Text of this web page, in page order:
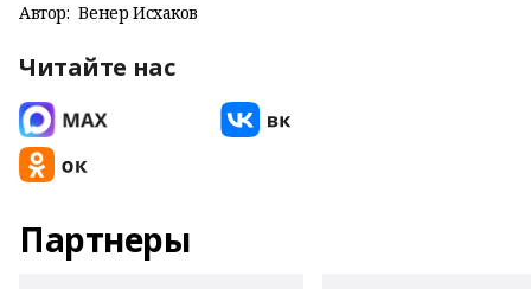
Автор: Венер Исхаков
Читайте нас
Партнеры